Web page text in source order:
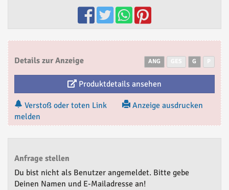
Details zur Anzeige ANG G
Produktdetails ansehen
Verstoß oder toten Link
melden
Anzeige ausdrucken
Anfrage stellen
Du bist nicht als Benutzer angemeldet. Bitte gebe
Deinen Namen und E-Mailadresse an!